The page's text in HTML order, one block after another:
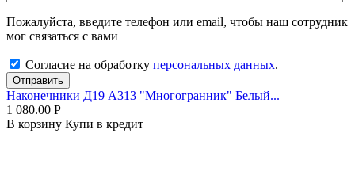
Пожалуйста, введите телефон или email, чтобы наш сотрудник
мог связаться с вами
Согласие на обработку персональных данных.
Отправить
Наконечники Д19 А313 "Многогранник" Белый...
1 080.00 Р
В корзину Купи в кредит